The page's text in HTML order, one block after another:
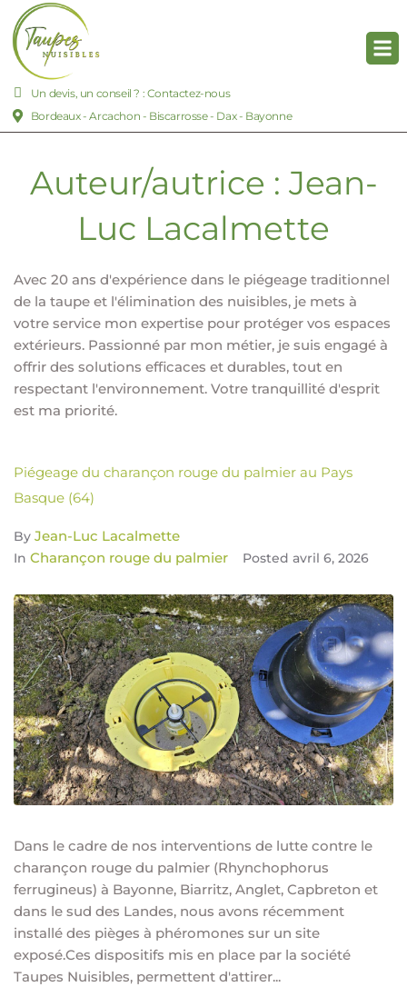
Un devis, un conseil ? : Contactez-nous
Bordeaux - Arcachon - Biscarrosse - Dax - Bayonne
Auteur/autrice : Jean-
Luc Lacalmette
Avec 20 ans d'expérience dans le piégeage traditionnel
de la taupe et l'élimination des nuisibles, je mets à
votre service mon expertise pour protéger vos espaces
extérieurs. Passionné par mon métier, je suis engagé à
offrir des solutions efficaces et durables, tout en
respectant l'environnement. Votre tranquillité d'esprit
est ma priorité.
Piégeage du charançon rouge du palmier au Pays
Basque (64)
By Jean-Luc Lacalmette
In Charançon rouge du palmier Posted avril 6, 2026
Dans le cadre de nos interventions de lutte contre le
charançon rouge du palmier (Rhynchophorus
ferrugineus) à Bayonne, Biarritz, Anglet, Capbreton et
dans le sud des Landes, nous avons récemment
installé des pièges à phéromones sur un site
exposé.Ces dispositifs mis en place par la société
Taupes Nuisibles, permettent d'attirer...